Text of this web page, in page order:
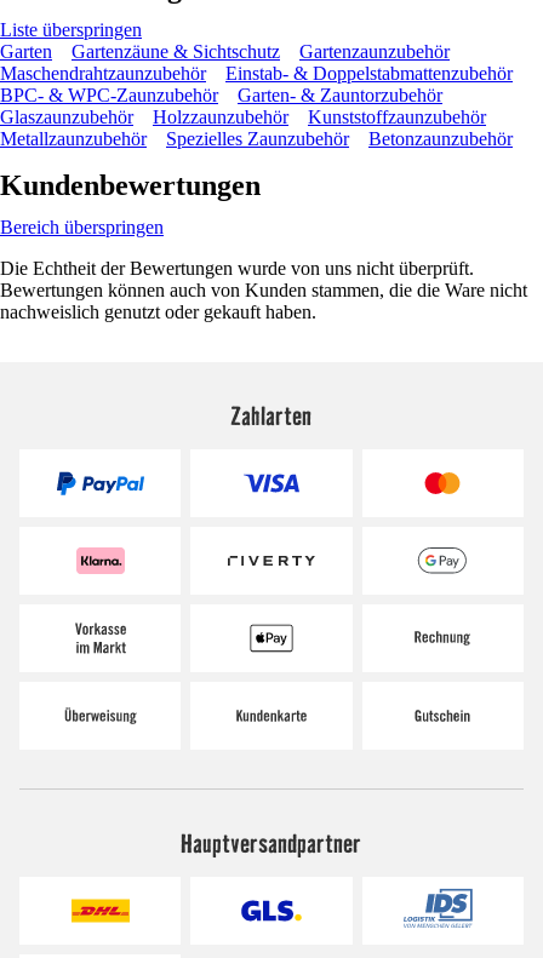
Liste überspringen
Garten
Gartenzäune & Sichtschutz
Gartenzaunzubehör
Maschendrahtzaunzubehör
Einstab- & Doppelstabmattenzubehör
BPC- & WPC-Zaunzubehör
Garten- & Zauntorzubehör
Glaszaunzubehör
Holzzaunzubehör
Kunststoffzaunzubehör
Metallzaunzubehör
Spezielles Zaunzubehör Betonzaunzubehör
Kundenbewertungen
Bereich überspringen
Die Echtheit der Bewertungen wurde von uns nicht überprüft.
Bewertungen können auch von Kunden stammen, die die Ware nicht
nachweislich genutzt oder gekauft haben.
Zahlarten
Hauptversandpartner